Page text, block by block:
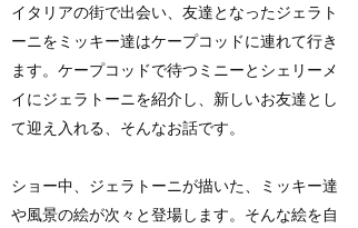
イタリアの街で出会い、友達となったジェラト
ーニをミッキー達はケープコッドに連れて行き
ます。ケープコッドで待つミニーとシェリーメ
イにジェラトーニを紹介し、新しいお友達とし
て迎え入れる、そんなお話です。
ショー中、ジェラトーニが描いた、ミッキー達
や風景の絵が次々と登場します。そんな絵を自